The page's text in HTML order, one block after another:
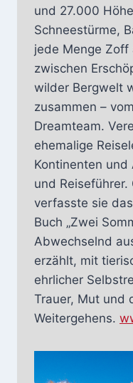
und 27.000
Schneestürme,
jede Menge Zoff
zwischen
wilder Bergwelt
zusammen –
Dreamteam.
ehemalige
Kontinenten und
und
verfasste sie
Buch „Zwei
Abwechselnd
erzählt, mit
ehrlicher
Trauer, Mut und
Weitergehens.